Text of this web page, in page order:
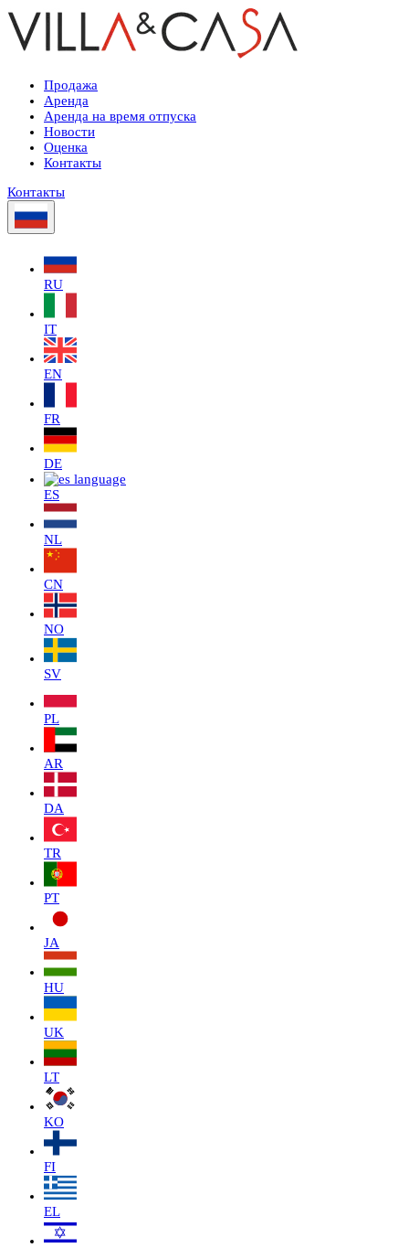
Продажа
Аренда
Аренда на время отпуска
Новости
Оценка
Контакты
Контакты
RU
IT
EN
FR
DE
ES
NL
CN
NO
SV
PL
AR
DA
TR
PT
JA
HU
UK
LT
KO
FI
EL